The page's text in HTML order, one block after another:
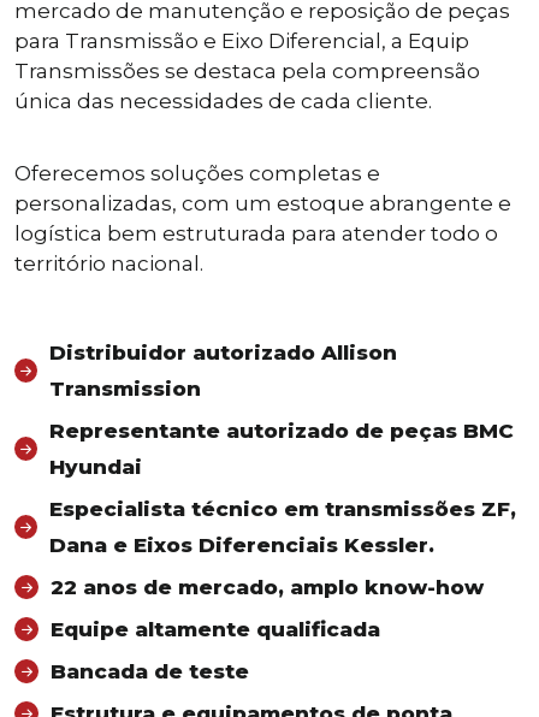
mercado de manutenção e reposição de peças
para Transmissão e Eixo Diferencial, a Equip
Transmissões se destaca pela compreensão
única das necessidades de cada cliente.
Oferecemos soluções completas e
personalizadas, com um estoque abrangente e
logística bem estruturada para atender todo o
território nacional.
Distribuidor autorizado Allison
Transmission
Representante autorizado de peças BMC
Hyundai
Especialista técnico em transmissões ZF,
Dana e Eixos Diferenciais Kessler.
22 anos de mercado, amplo know-how
Equipe altamente qualificada
Bancada de teste